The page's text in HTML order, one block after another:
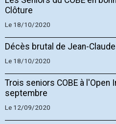
Clôture
Le 18/10/2020
Décès brutal de Jean-Claude
Le 18/10/2020
Trois seniors COBE à l'Open
septembre
Le 12/09/2020